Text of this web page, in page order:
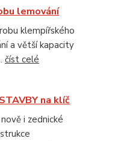
lemování
klempířského
a větší kapacity
číst celé
na klíč
i zednické